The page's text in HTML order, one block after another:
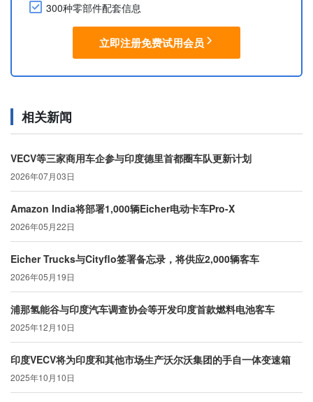
300种零部件配套信息
立即注册免费试用会员
相关新闻
VECV等三家商用车企参与印度德里首都圈车队更新计划
2026年07月03日
Amazon India将部署1,000辆Eicher电动卡车Pro-X
2026年05月22日
Eicher Trucks与Cityflo签署备忘录，将供应2,000辆客车
2026年05月19日
浦那氢能谷与印度汽车调查协会等开发印度首款燃料电池客车
2025年12月10日
印度VECV将为印度和其他市场生产沃尔沃集团的手自一体变速箱
2025年10月10日